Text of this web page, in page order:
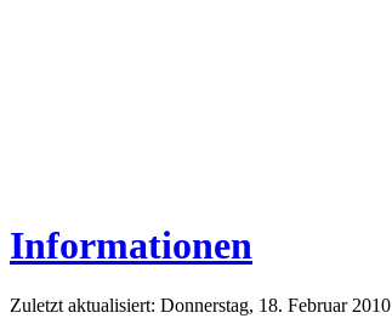
Informationen
Zuletzt aktualisiert: Donnerstag, 18. Februar 2010